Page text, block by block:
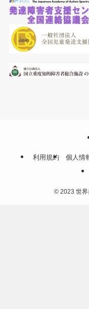
利用規約 個人情
©2023 世界